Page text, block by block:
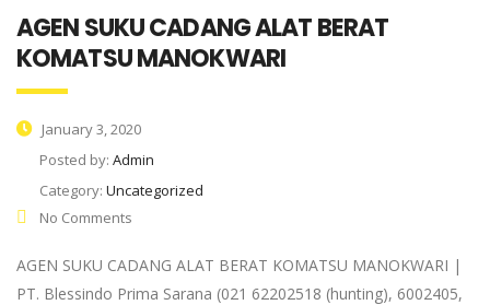
AGEN SUKU CADANG ALAT BERAT
KOMATSU MANOKWARI
January 3, 2020
Posted by: Admin
Category: Uncategorized
No Comments
AGEN SUKU CADANG ALAT BERAT KOMATSU MANOKWARI |
PT. Blessindo Prima Sarana (021 62202518 (hunting), 6002405,